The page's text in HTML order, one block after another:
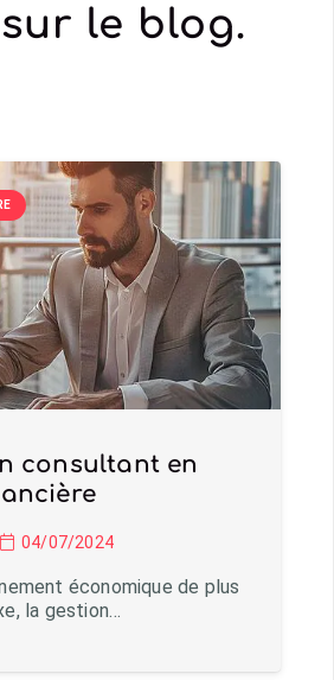
le blog.
consultant en
04/07/2024
économique de plus
la gestion…